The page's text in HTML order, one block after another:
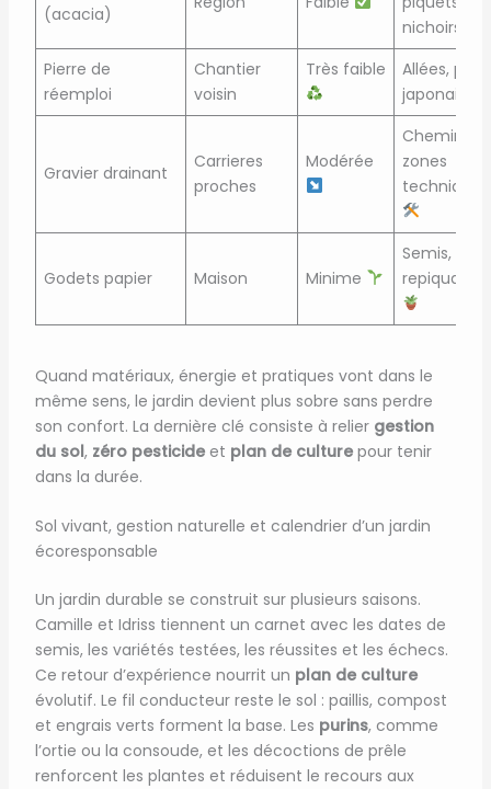
(acacia)
nichoirs
Pierre de
réemploi
Chantier
voisin
Très faible
Allées, pas
japonais
Gravier drainant
Carrieres
proches
Modérée
Chemins,
zones
techniques
Godets papier Maison Minime
Semis,
repiquage
Quand matériaux, énergie et pratiques vont dans le
même sens, le jardin devient plus sobre sans perdre
son confort. La dernière clé consiste à relier gestion
du sol, zéro pesticideet plan de culturepour tenir
dans la durée.
Sol vivant, gestion naturelle et calendrier d’un jardin
écoresponsable
Un jardin durable se construit sur plusieurs saisons.
Camille et Idriss tiennent un carnet avec les dates de
semis, les variétés testées, les réussites et les échecs.
Ce retour d’expérience nourrit un plan de culture
évolutif. Le fil conducteur reste le sol : paillis, compost
et engrais verts forment la base. Les purins, comme
l’ortie ou la consoude, et les décoctions de prêle
renforcent les plantes et réduisent le recours aux